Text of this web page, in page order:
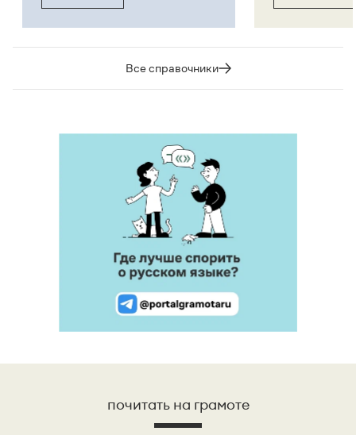
Все справочники
почитать на грамоте